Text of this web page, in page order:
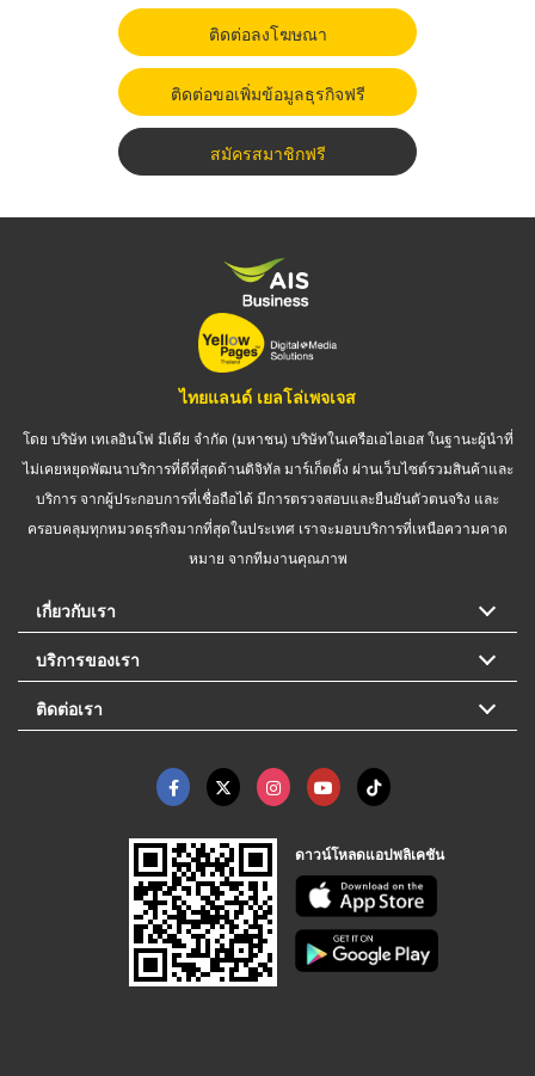
ติดต่อลงโฆษณา
ติดต่อขอเพิ่มข้อมูลธุรกิจฟรี
สมัครสมาชิกฟรี
ไทยแลนด์ เยลโล่เพจเจส
โดย บริษัท เทเลอินโฟ มีเดีย จำกัด (มหาชน) บริษัทในเครือเอไอเอส ในฐานะผู้นำที่
ไม่เคยหยุดพัฒนาบริการที่ดีที่สุดด้านดิจิทัล มาร์เก็ตติ้ง ผ่านเว็บไซต์รวมสินค้าและ
บริการ จากผู้ประกอบการที่เชื่อถือได้ มีการตรวจสอบและยืนยันตัวตนจริง และ
ครอบคลุมทุกหมวดธุรกิจมากที่สุดในประเทศ เราจะมอบบริการที่เหนือความคาด
หมาย จากทีมงานคุณภาพ
เกี่ยวกับเรา
บริการของเรา
ติดต่อเรา
ดาวน์โหลดแอปพลิเคชัน